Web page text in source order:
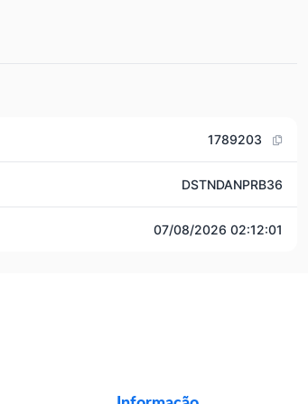
1789203
DSTNDANPRB36
07/08/2026 02:12:01